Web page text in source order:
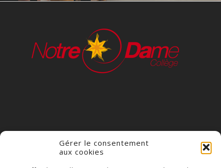
Gérer le consentement
aux cookies